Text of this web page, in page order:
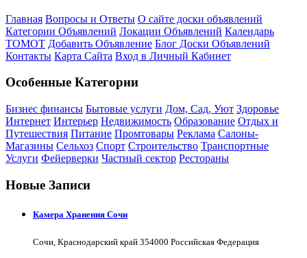
Главная Вопросы и Ответы О сайте доски объявлений
Категории Объявлений Локации Объявлений Календарь
ТОМОТ Добавить Объявление Блог Доски Объявлений
Контакты Карта Сайта Вход в Личный Кабинет
Особенные Категории
Бизнес финансы Бытовые услуги Дом, Сад, Уют Здоровье
Интернет Интерьер Недвижимость Образование Отдых и
Путешествия Питание Промтовары Реклама Салоны-
Магазины Сельхоз Спорт Строительство Транспортные
Услуги Фейерверки Частный сектор Рестораны
Новые Записи
Камера Хранения Сочи
Сочи, Краснодарский край 354000 Российская Федерация